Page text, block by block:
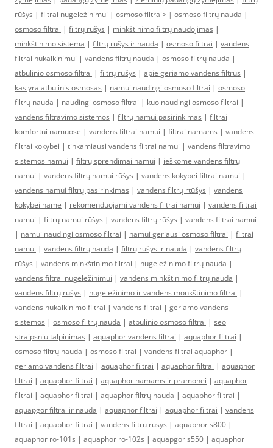
rūšys | filtrai nugeležinimui | osmoso filtrai> | osmoso filtrų nauda |
osmoso filtrai | filtrų rūšys | minkštinimo filtrų naudojimas |
minkštinimo sistema | filtrų rūšys ir nauda | osmoso filtrai | vandens
filtrai nukalkinimui | vandens filtrų nauda | osmoso filtrų nauda |
atbulinio osmoso filtrai | filtrų rūšys | apie geriamo vandens filtrus |
kas yra atbulinis osmosas | namui naudingi osmoso filtrai | osmoso
filtrų nauda | naudingi osmoso filtrai | kuo naudingi osmoso filtrai |
vandens filtravimo sistemos | filtrų namui pasirinkimas | filtrai
komfortui namuose | vandens filtrai namui | filtrai namams | vandens
filtrai kokybei | tinkamiausi vandens filtrai namui | vandens filtravimo
sistemos namui | filtrų sprendimai namui | ieškome vandens filtrų
namui | vandens filtrų namui rūšys | vandens kokybei filtrai namui |
vandens namui filtrų pasirinkimas | vandens filtrų rtūšys | vandens
kokybei name | rekomenduojami vandens filtrai namui | vandens filtrai
namui | filtrų namui rūšys | vandens filtrų rūšys | vandens filtrai namui
| namui naudingi osmoso filtrai | namui geriausi osmoso filtrai | filtrai
namui | vandens filtrų nauda | filtrų rūšys ir nauda | vandens filtrų
rūšys | vandens minkštinimo filtrai | nugeležinimo filtrų nauda |
vandens filtrai nugeležinimui | vandens minkštinimo filtrų nauda |
vandens filtrų rūšys | nugeležinimo ir vandens monkštinimo filtrai |
vandens nukalkinimo filtrai | vandens filtrai | geriamo vandens
sistemos | osmoso filtrų nauda | atbulinio osmoso filtrai | seo
straipsniu talpinimas | aquaphor vandens filtrai | aquaphor filtrai |
osmoso filtrų nauda | osmoso filtrai | vandens filtrai aquaphor |
geriamo vandens filtrai | aquaphor filtrai | aquaphor filtrai | aquaphor
filtrai | aquaphor filtrai | aquaphor namams ir pramonei | aquaphor
filtrai | aquaphor filtrai | aquaphor filtrų nauda | aquaphor filtrai |
aquapgor filtrai ir nauda | aquaphor filtrai | aquaphor filtrai | vandens
filtrai | aquaphor filtrai | vandens filtru rusys | aquaphor s800 |
aquaphor ro-101s | aquaphor ro-102s | aquapgor s550 | aquaphor